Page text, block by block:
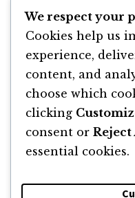
We respect your
Cookies help us
experience,
content, and
choose which
clicking
consent or Reject
essential cookies.